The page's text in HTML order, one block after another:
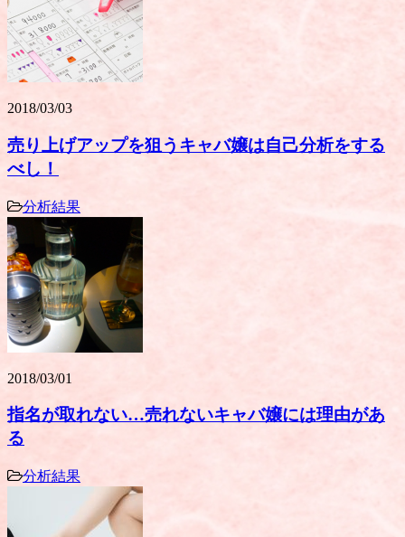
2018/03/03
売り上げアップを狙うキャバ嬢は自己分析をする
べし！
分析結果
2018/03/01
指名が取れない…売れないキャバ嬢には理由があ
る
分析結果